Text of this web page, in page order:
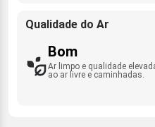
Qualidade do Ar
Bom
Ar limpo e qualidade
ao ar livre e caminhadas.